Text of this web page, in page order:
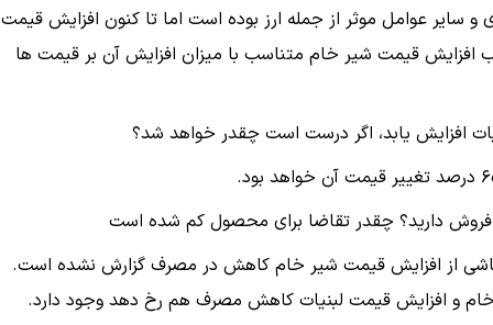
سایر عوامل موثر از جمله ارز بوده است اما تا کنون افزایش قیمت
افزایش قیمت شیر خام متناسب با میزان افزایش آن بر قیمت ها
افزایش یابد، اگر درست است چقدر خواهد شد؟
دارید؟ چقدر تقاضا برای محصول کم شده است
از افزایش قیمت شیر خام کاهش در مصرف گزارش نشده است.
و افزایش قیمت لبنیات کاهش مصرف هم رخ دهد وجود دارد.